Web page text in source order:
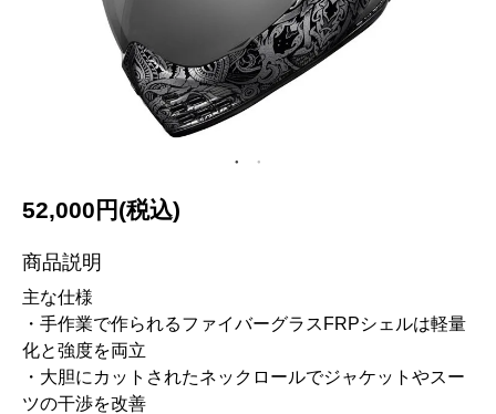
52,000円(税込)
商品説明
主な仕様
・手作業で作られるファイバーグラスFRPシェルは軽量
化と強度を両立
・大胆にカットされたネックロールでジャケットやスー
ツの干渉を改善